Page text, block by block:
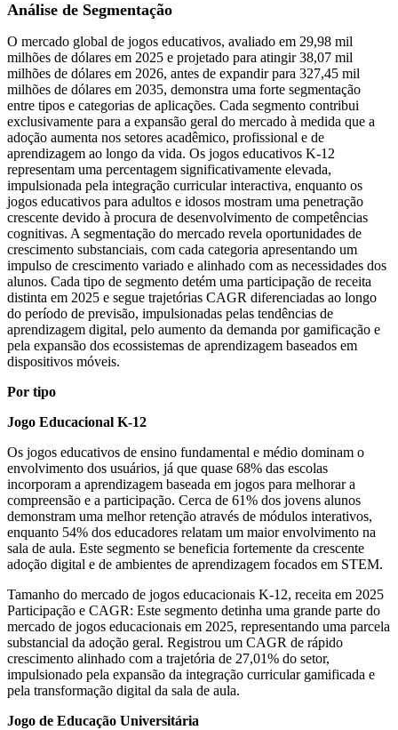
Análise de Segmentação
O mercado global de jogos educativos, avaliado em 29,98 mil
milhões de dólares em 2025 e projetado para atingir 38,07 mil
milhões de dólares em 2026, antes de expandir para 327,45 mil
milhões de dólares em 2035, demonstra uma forte segmentação
entre tipos e categorias de aplicações. Cada segmento contribui
exclusivamente para a expansão geral do mercado à medida que a
adoção aumenta nos setores acadêmico, profissional e de
aprendizagem ao longo da vida. Os jogos educativos K-12
representam uma percentagem significativamente elevada,
impulsionada pela integração curricular interactiva, enquanto os
jogos educativos para adultos e idosos mostram uma penetração
crescente devido à procura de desenvolvimento de competências
cognitivas. A segmentação do mercado revela oportunidades de
crescimento substanciais, com cada categoria apresentando um
impulso de crescimento variado e alinhado com as necessidades dos
alunos. Cada tipo de segmento detém uma participação de receita
distinta em 2025 e segue trajetórias CAGR diferenciadas ao longo
do período de previsão, impulsionadas pelas tendências de
aprendizagem digital, pelo aumento da demanda por gamificação e
pela expansão dos ecossistemas de aprendizagem baseados em
dispositivos móveis.
Por tipo
Jogo Educacional K-12
Os jogos educativos de ensino fundamental e médio dominam o
envolvimento dos usuários, já que quase 68% das escolas
incorporam a aprendizagem baseada em jogos para melhorar a
compreensão e a participação. Cerca de 61% dos jovens alunos
demonstram uma melhor retenção através de módulos interativos,
enquanto 54% dos educadores relatam um maior envolvimento na
sala de aula. Este segmento se beneficia fortemente da crescente
adoção digital e de ambientes de aprendizagem focados em STEM.
Tamanho do mercado de jogos educacionais K-12, receita em 2025
Participação e CAGR: Este segmento detinha uma grande parte do
mercado de jogos educacionais em 2025, representando uma parcela
substancial da adoção geral. Registrou um CAGR de rápido
crescimento alinhado com a trajetória de 27,01% do setor,
impulsionado pela expansão da integração curricular gamificada e
pela transformação digital da sala de aula.
Jogo de Educação Universitária